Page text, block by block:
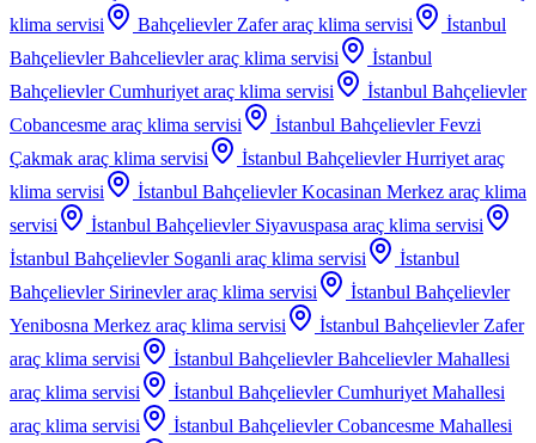
klima servisi
Bahçelievler Zafer araç klima servisi
İstanbul
Bahçelievler Bahcelievler araç klima servisi
İstanbul
Bahçelievler Cumhuriyet araç klima servisi
İstanbul Bahçelievler
Cobancesme araç klima servisi
İstanbul Bahçelievler Fevzi
Çakmak araç klima servisi İstanbul Bahçelievler Hurriyet araç
klima servisi
İstanbul Bahçelievler Kocasinan Merkez araç klima
servisi
İstanbul Bahçelievler Siyavuspasa araç klima servisi
İstanbul Bahçelievler Soganli araç klima servisi
İstanbul
Bahçelievler Sirinevler araç klima servisi
İstanbul Bahçelievler
Yenibosna Merkez araç klima servisi
İstanbul Bahçelievler Zafer
araç klima servisi
İstanbul Bahçelievler Bahcelievler Mahallesi
araç klima servisi
İstanbul Bahçelievler Cumhuriyet Mahallesi
araç klima servisi
İstanbul Bahçelievler Cobancesme Mahallesi